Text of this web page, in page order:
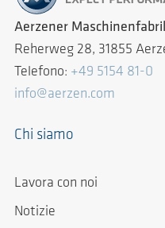
Aerzener
Reherweg 28, 31855
Telefono: +49 5154 81-0
info@aerzen.com
Chi siamo
Lavora con noi
Notizie